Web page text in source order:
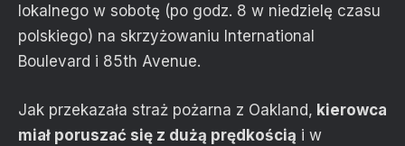
lokalnego w sobotę (po godz. 8 w niedzielę czasu
polskiego) na skrzyżowaniu International
Boulevard i 85th Avenue.
Jak przekazała straż pożarna z Oakland, kierowca
miał poruszać się z dużą prędkością i w